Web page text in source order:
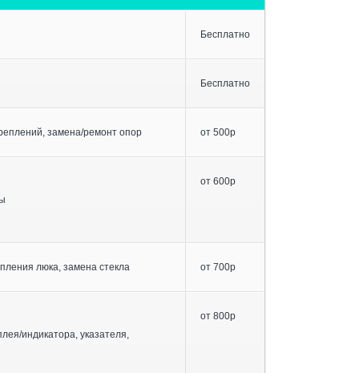
Бесплатно
Бесплатно
замена/ремонт опор от 500р
от 600р
люка, замена стекла от 700р
индикатора, указателя,
от 800р